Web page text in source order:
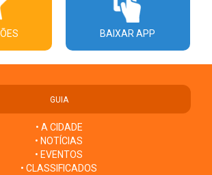
BAIXAR APP
GUIA
• A CIDADE
• NOTÍCIAS
• EVENTOS
• CLASSIFICADOS